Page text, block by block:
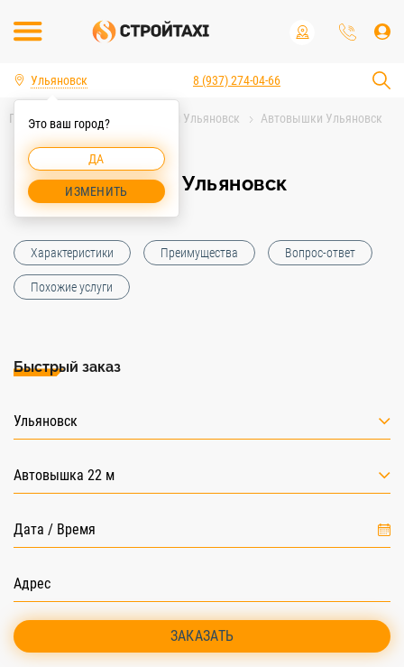
Ульяновск
Это ваш город?
ДА
ИЗМЕНИТЬ
8 (937) 274-04-66
Главная Аренда спецтехники Ульяновск
Автовышки Ульяновск
Автовышка 22 м Ульяновск
Автовышка 22 м Ульяновск
Характеристики Преимущества Вопрос-ответ
Похожие услуги
Быстрый заказ
Ульяновск
Автовышка 22 м
ЗАКАЗАТЬ